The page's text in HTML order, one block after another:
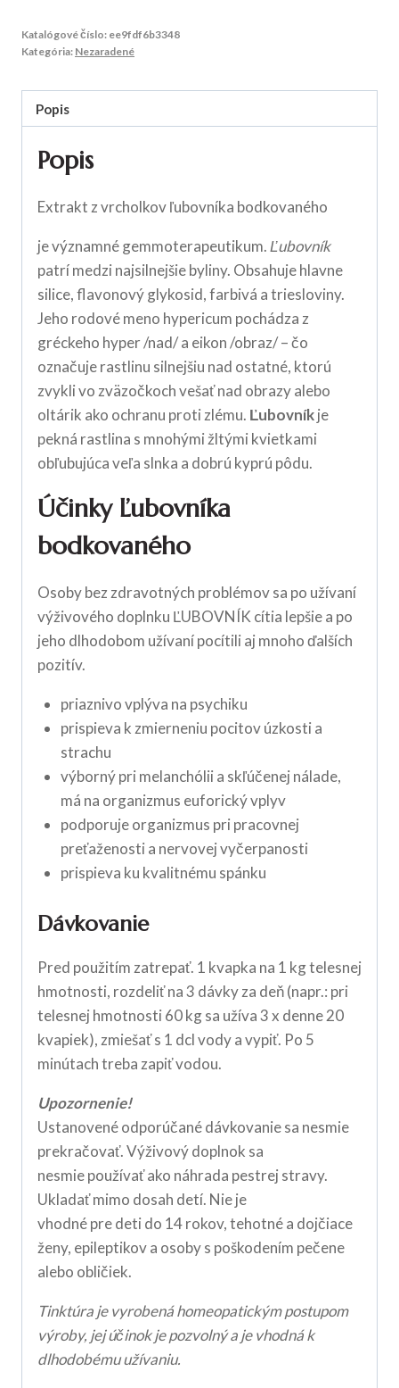
Katalógové číslo: ee9fdf6b3348
Kategória: Nezaradené
Popis
Popis
Extrakt z vrcholkov ľubovníka bodkovaného
je významné gemmoterapeutikum.Ľubovník
patrí medzi najsilnejšie byliny. Obsahuje hlavne
silice, flavonový glykosid, farbivá a triesloviny.
Jeho rodové meno hypericum pochádza z
gréckeho hyper /nad/ a eikon /obraz/ – čo
označuje rastlinu silnejšiu nad ostatné, ktorú
zvykli vo zväzočkoch vešať nad obrazy alebo
oltárik ako ochranu proti zlému. Ľubovníkje
pekná rastlina s mnohými žltými kvietkami
obľubujúca veľa slnka a dobrú kyprú pôdu.
Účinky Ľubovníka
bodkovaného
Osoby bez zdravotných problémov sa po užívaní
výživového doplnku ĽUBOVNÍK cítia lepšie a po
jeho dlhodobom užívaní pocítili aj mnoho ďalších
pozitív.
priaznivo vplýva na psychiku
prispieva k zmierneniu pocitov úzkosti a
strachu
výborný pri melanchólii a skľúčenej nálade,
má na organizmus euforický vplyv
podporuje organizmus pri pracovnej
preťaženosti a nervovej vyčerpanosti
prispieva ku kvalitnému spánku
Dávkovanie
Pred použitím zatrepať. 1 kvapka na 1 kg telesnej
hmotnosti, rozdeliť na 3 dávky za deň (napr.: pri
telesnej hmotnosti 60 kg sa užíva 3 x denne 20
kvapiek), zmiešať s 1 dcl vody a vypiť. Po 5
minútach treba zapiť vodou.
Upozornenie!
Ustanovené odporúčané dávkovanie sa nesmie
prekračovať. Výživový doplnok sa
nesmie používať ako náhrada pestrej stravy.
Ukladať mimo dosah detí. Nie je
vhodné pre deti do 14 rokov, tehotné a dojčiace
ženy, epileptikov a osoby s poškodením pečene
alebo obličiek.
Tinktúra je vyrobená homeopatickým postupom
výroby, jej účinok je pozvolný a je vhodná k
dlhodobému užívaniu.